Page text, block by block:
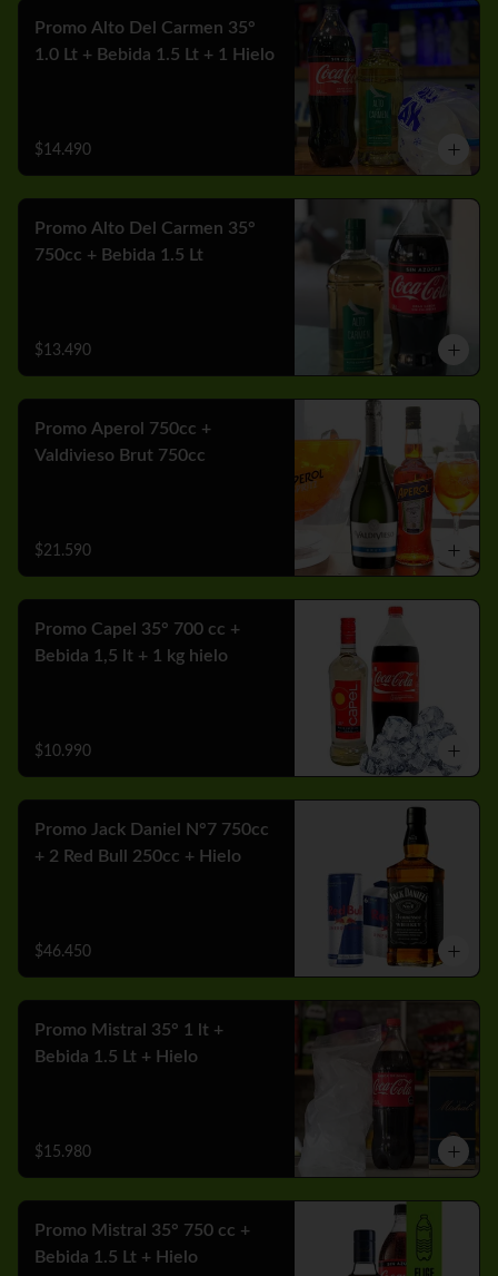
Promo Alto Del Carmen 35°
1.0 Lt + Bebida 1.5 Lt + 1 Hielo
$14.490
Promo Alto Del Carmen 35°
750cc + Bebida 1.5 Lt
$13.490
Promo Aperol 750cc +
Valdivieso Brut 750cc
$21.590
Promo Capel 35° 700 cc +
Bebida 1,5 lt + 1 kg hielo
$10.990
Promo Jack Daniel N°7 750cc
+ 2 Red Bull 250cc + Hielo
$46.450
Promo Mistral 35° 1 lt +
Bebida 1.5 Lt + Hielo
$15.980
Promo Mistral 35° 750 cc +
Bebida 1.5 Lt + Hielo